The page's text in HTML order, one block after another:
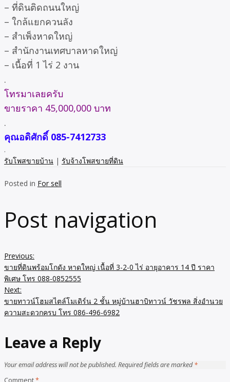
– ที่ดินติดถนนใหญ่
– ใกล้แยกควนลัง
– สำเพ็งหาดใหญ่
– สำนักงานเทศบาลหาดใหญ่
– เนื้อที่ 1 ไร่ 2 งาน
.
โทรมาเลยครับ
ขายราคา 45,000,000 บาท
.
คุณอดิศักดิ์ 085-7412733
.
รับโพสขายบ้าน | รับจ้างโพสขายที่ดิน
Posted in For sell
Post navigation
Previous:
ขายที่ดินพร้อมโกดัง หาดใหญ่ เนื้อที่ 3-2-0 ไร่ อายุอาคาร 14 ปี ราคา
พิเศษ โทร 088-0852555
Next:
ขายทาวน์โฮมสไตล์โมเดิร์น 2 ชั้น หมู่บ้านฮาบิทาวน์ วัชรพล สิ่งอำนวย
ความสะดวกครบ โทร 086-496-6982
Leave a Reply
Your email address will not be published. Required fields are marked*
Comment*